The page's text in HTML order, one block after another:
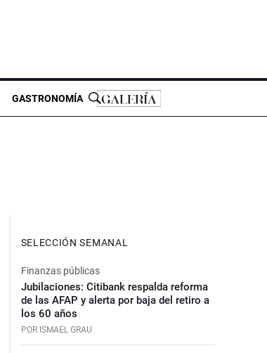
GASTRONOMÍA
SELECCIÓN SEMANAL
Finanzas públicas
Jubilaciones: Citibank respalda reforma
de las AFAP y alerta por baja del retiro a
los 60 años
POR ISMAEL GRAU